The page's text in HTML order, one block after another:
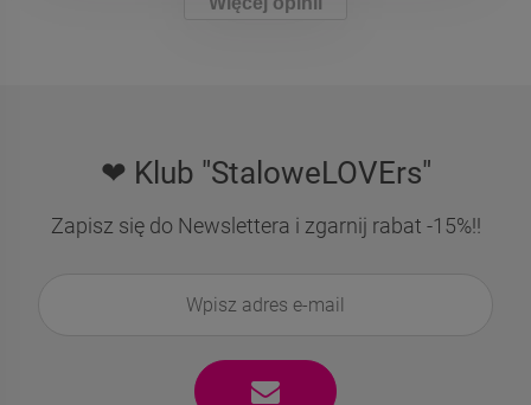
❤ Klub "StaloweLOVErs"
Zapisz się do Newslettera i zgarnij rabat -15%!!